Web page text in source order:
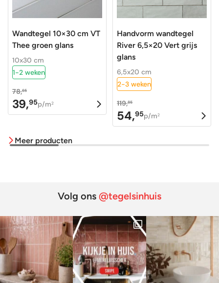
Wandtegel 10×30 cm VT
Thee groen glans
10x30 cm
1-2 weken
78,65
Oorspronkelijke
prijs
78,65.
39,95
Huidige
prijs
39,95.
p/m2
Handvorm wandtegel
River 6,5×20 Vert grijs
glans
6,5x20 cm
2-3 weken
119,85
Oorspronkelijke
prijs
54,95
Huidige
prijs
p/m2
Meer producten
Volg ons @tegelsinhuis